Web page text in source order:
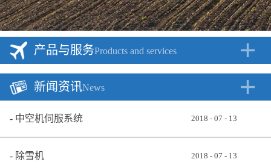
产品与服务Products and services
新闻资讯News
中空机伺服系统 2018 - 07 - 13
除雪机 2018 - 07 - 13